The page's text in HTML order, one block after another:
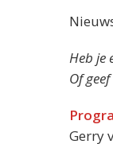
Heb je
Of
Gerry